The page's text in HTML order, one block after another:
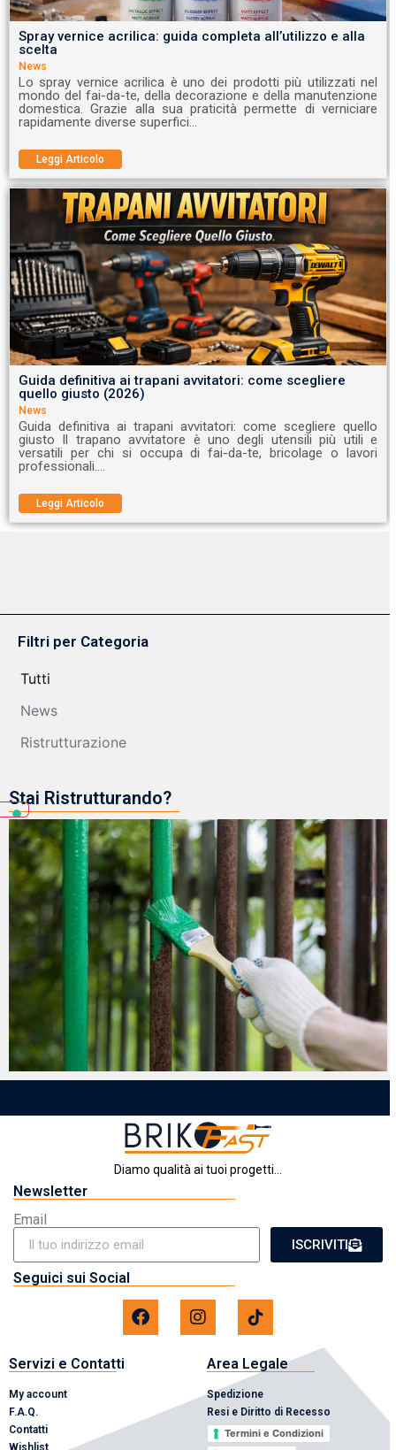
Spray vernice acrilica: guida completa all’utilizzo e alla
scelta
News
Lo spray vernice acrilica è uno dei prodotti più utilizzati nel
mondo del fai-da-te, della decorazione e della manutenzione
domestica. Grazie alla sua praticità permette di verniciare
rapidamente diverse superfici…
Leggi Articolo
Guida definitiva ai trapani avvitatori: come scegliere
quello giusto (2026)
News
Guida definitiva ai trapani avvitatori: come scegliere quello
giusto Il trapano avvitatore è uno degli utensili più utili e
versatili per chi si occupa di fai-da-te, bricolage o lavori
professionali.…
Leggi Articolo
Filtri per Categoria
News
Ristrutturazione
Tutti
Stai Ristrutturando?
Diamo qualità ai tuoi progetti...
Newsletter
Email
ISCRIVITI
Seguici sui Social
Servizi e Contatti
My account
F.A.Q.
Contatti
Area Legale
Spedizione
Resi e Diritto di Recesso
Termini e Condizioni